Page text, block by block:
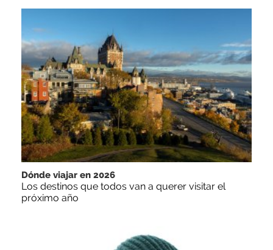
Dónde viajar en 2026
Los destinos que todos van a querer visitar el
próximo año